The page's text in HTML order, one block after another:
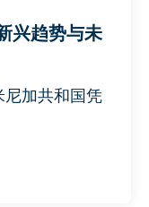
兴趋势与未
加共和国凭